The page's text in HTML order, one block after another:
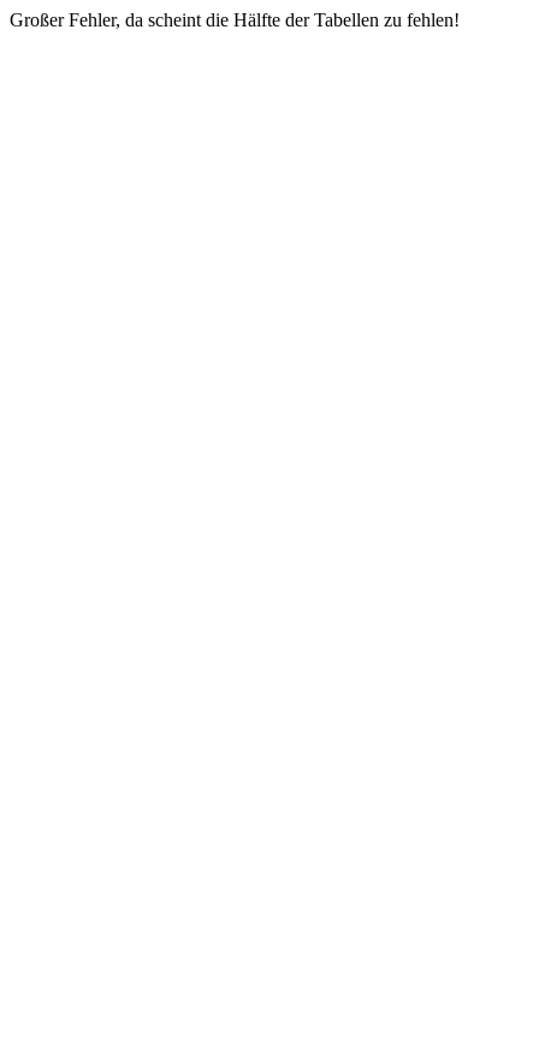
Großer Fehler, da scheint die Hälfte der Tabellen zu fehlen!